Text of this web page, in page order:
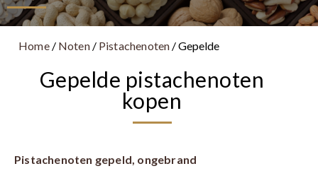
Home/ Noten/ Pistachenoten / Gepelde
Gepelde pistachenoten
kopen
Pistachenoten gepeld, ongebrand